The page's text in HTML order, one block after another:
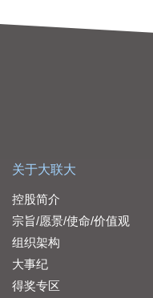
关于大联大
控股简介
宗旨/愿景/使命/价值观
组织架构
大事纪
得奖专区